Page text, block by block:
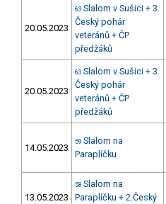
20.05.2023
63 Slalom v Sušici + 3.
Český pohár
veteránů + ČP
předžáků
20.05.2023
63 Slalom v Sušici + 3.
Český pohár
veteránů + ČP
předžáků
14.05.2023
59 Slalom na
Paraplíčku
13.05.2023
58 Slalom na
Paraplíčku + 2.Český